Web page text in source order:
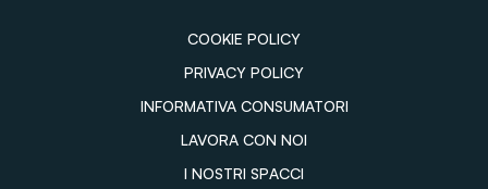
COOKIE POLICY
PRIVACY POLICY
INFORMATIVA CONSUMATORI
LAVORA CON NOI
I NOSTRI SPACCI